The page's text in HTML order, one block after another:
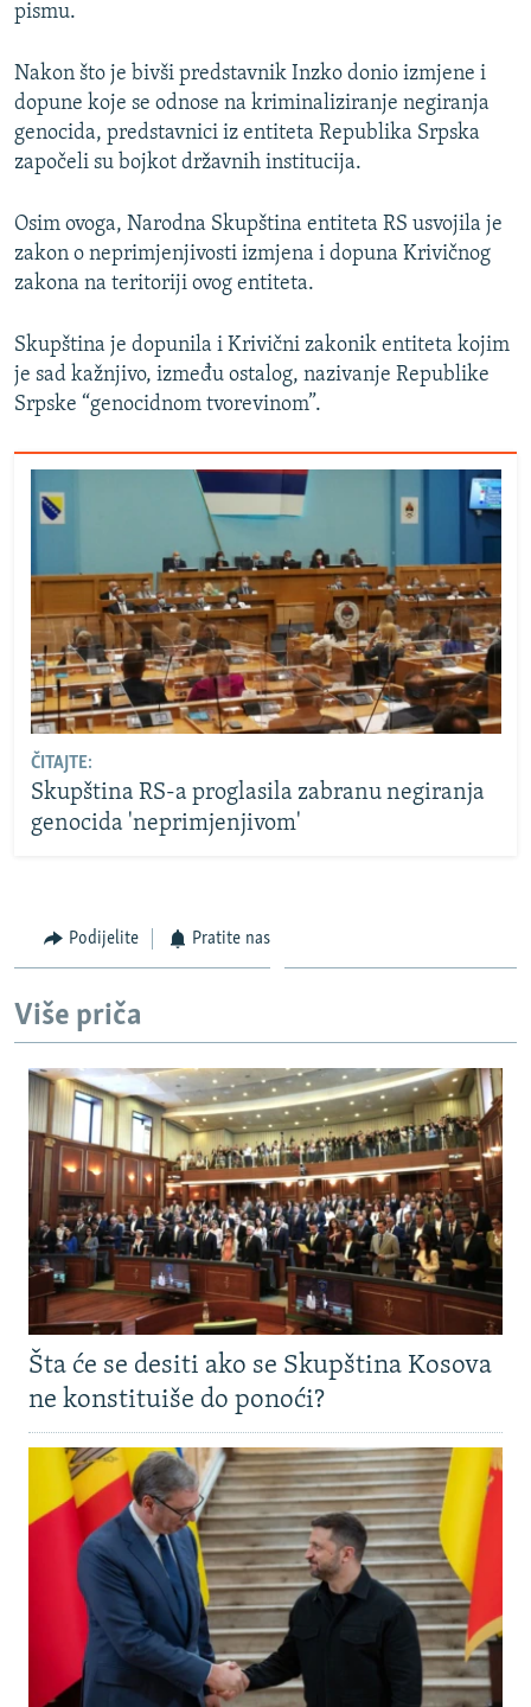
pismu.
Nakon što je bivši predstavnik Inzko donio izmjene i
dopune koje se odnose na kriminaliziranje negiranja
genocida, predstavnici iz entiteta Republika Srpska
započeli su bojkot državnih institucija.
Osim ovoga, Narodna Skupština entiteta RS usvojila je
zakon o neprimjenjivosti izmjena i dopuna Krivičnog
zakona na teritoriji ovog entiteta.
Skupština je dopunila i Krivični zakonik entiteta kojim
je sad kažnjivo, između ostalog, nazivanje Republike
Srpske “genocidnom tvorevinom”.
ČITAJTE:
Skupština RS-a proglasila zabranu negiranja
genocida 'neprimjenjivom'
Podijelite Pratite nas
Više priča
Šta će se desiti ako se Skupština Kosova
ne konstituiše do ponoći?